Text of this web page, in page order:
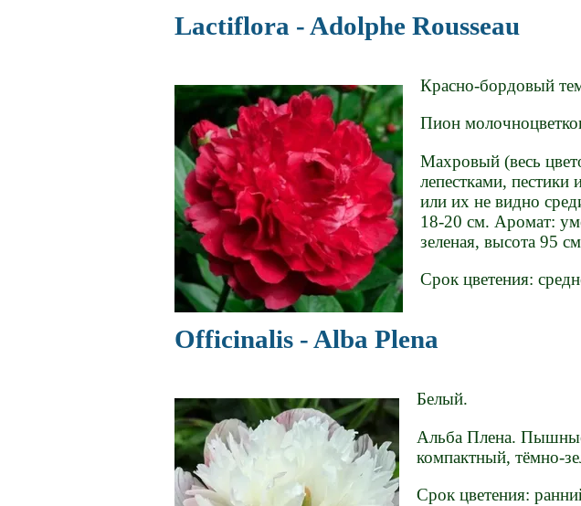
Lactiflora - Adolphe Rousseau
Красно-бордовый
Пион
Махровый (весь
лепестками, пестики
или их не видно
18-20 см. Аромат:
зеленая, высота 95
Срок цветения:
Officinalis - Alba Plena
Белый.
Альба Плена.
компактный, тёмно-
Срок цветения: